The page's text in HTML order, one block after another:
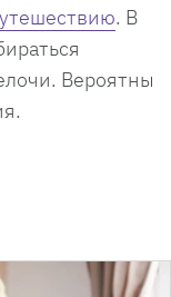
. В
Вероятны